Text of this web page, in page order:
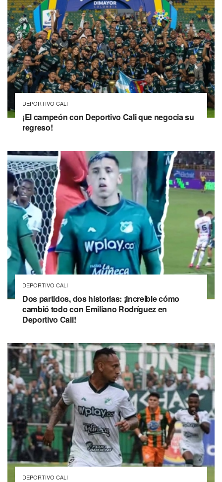
DEPORTIVO CALI
¡El campeón con Deportivo Cali que negocia su
regreso!
DEPORTIVO CALI
Dos partidos, dos historias: ¡Increíble cómo
cambió todo con Emiliano Rodríguez en
Deportivo Cali!
DEPORTIVO CALI